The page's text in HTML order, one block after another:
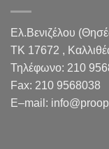
Ελ.Βενιζέλου
TK 17672 ,
Τηλέφωνο: 210
Fax: 210 9568038
E–mail :